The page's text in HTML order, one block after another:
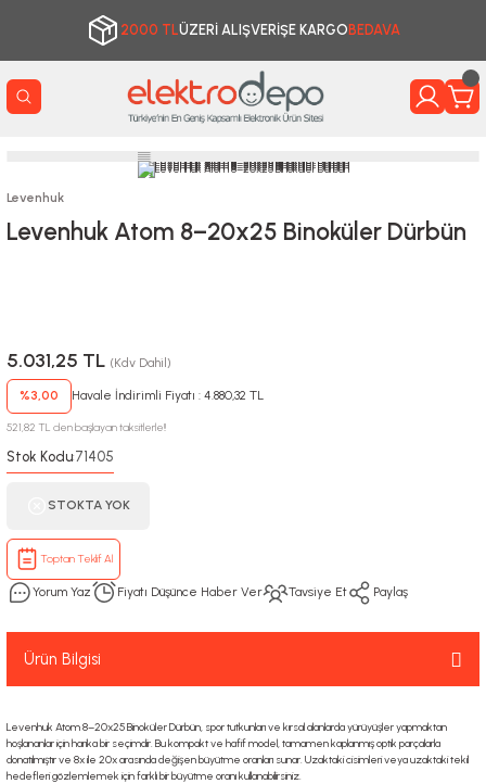
2000 TLÜZERİ ALIŞVERİŞE KARGO BEDAVA
Levenhuk
Levenhuk Atom 8–20x25 Binoküler Dürbün
5.031,25 TL (Kdv Dahil)
%3,00 Havale İndirimli Fiyatı : 4.880,32 TL
521,82 TL den başlayan taksitlerle!!
Stok Kodu:71405
STOKTA YOK
Toptan Teklif Al
Yorum Yaz Fiyatı Düşünce Haber Ver Tavsiye Et Paylaş
Ürün Bilgisi
Levenhuk Atom 8–20x25 Binoküler Dürbün, spor tutkunları ve kırsal alanlarda yürüyüşler yapmaktan
hoşlananlar için harika bir seçimdir. Bu kompakt ve hafif model, tamamen kaplanmış optik parçalarla
donatılmıştır ve 8x ile 20x arasında değişen büyütme oranları sunar. Uzaktaki cisimleri veya uzaktaki tekil
hedefleri gözlemlemek için farklı bir büyütme oranı kullanabilirsiniz.